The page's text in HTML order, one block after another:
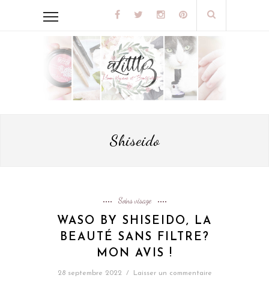
Shiseido
Soins visage
WASO BY SHISEIDO, LA
BEAUTÉ SANS FILTRE?
MON AVIS !
28 septembre 2022 / Laisser un commentaire